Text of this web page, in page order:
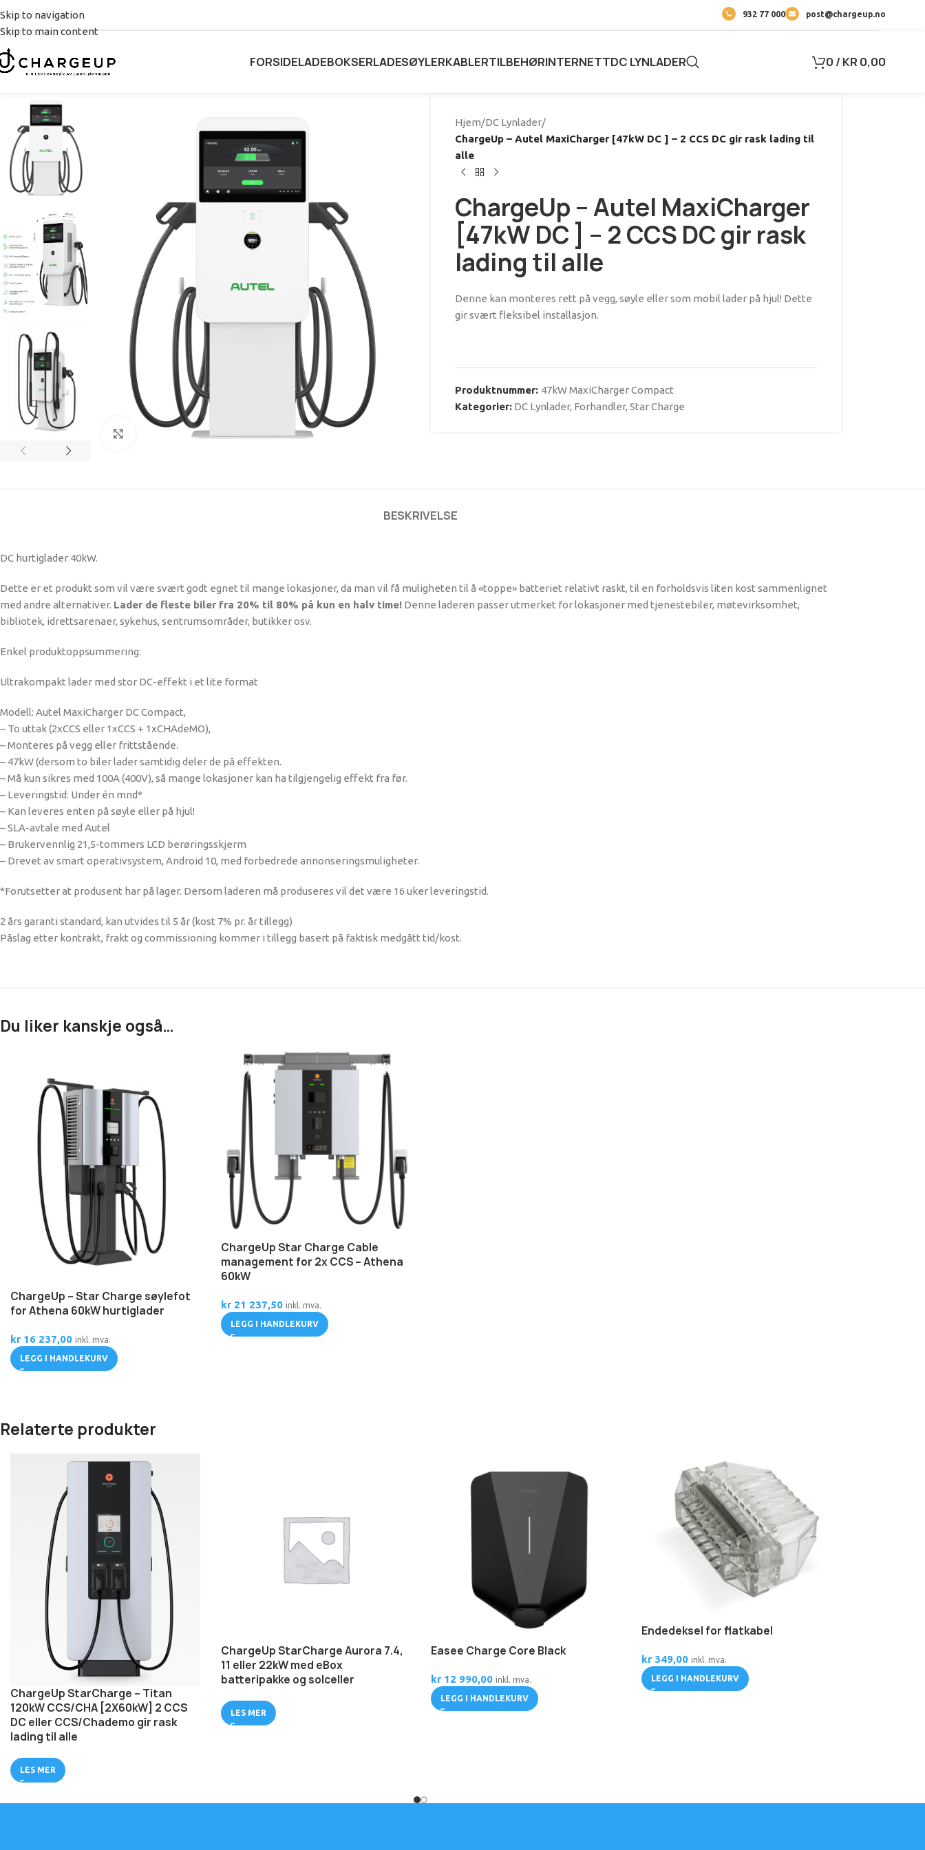
Skip to navigation
Skip to main content
932 77 000 post@chargeup.no
FORSIDELADEBOKSERLADESØYLERKABLERTILBEHØRINTERNETTDC LYNLADER 0 / KR 0,00
Se større bilde
Hjem/DC Lynlader/
ChargeUp – Autel MaxiCharger [47kW DC ] – 2 CCS DC gir rask lading til
alle
ChargeUp – Autel MaxiCharger
[47kW DC ] – 2 CCS DC gir rask
lading til alle
Denne kan monteres rett på vegg, søyle eller som mobil lader på hjul! Dette
gir svært fleksibel installasjon.
Produktnummer: 47kW MaxiCharger Compact
Kategorier: DC Lynlader, Forhandler, Star Charge
BESKRIVELSE
DC hurtiglader 40kW.
Dette er et produkt som vil være svært godt egnet til mange lokasjoner, da man vil få muligheten til å «toppe» batteriet relativt raskt, til en forholdsvis liten kost sammenlignet
med andre alternativer. Lader de fleste biler fra 20% til 80% på kun en halv time! Denne laderen passer utmerket for lokasjoner med tjenestebiler, møtevirksomhet,
bibliotek, idrettsarenaer, sykehus, sentrumsområder, butikker osv.
Enkel produktoppsummering:
Ultrakompakt lader med stor DC-effekt i et lite format
Modell: Autel MaxiCharger DC Compact,
– To uttak (2xCCS eller 1xCCS + 1xCHAdeMO),
– Monteres på vegg eller frittstående.
– 47kW (dersom to biler lader samtidig deler de på effekten.
– Må kun sikres med 100A (400V), så mange lokasjoner kan ha tilgjengelig effekt fra før.
– Leveringstid: Under én mnd*
– Kan leveres enten på søyle eller på hjul!
– SLA-avtale med Autel
– Brukervennlig 21,5-tommers LCD berøringsskjerm
– Drevet av smart operativsystem, Android 10, med forbedrede annonseringsmuligheter.
*Forutsetter at produsent har på lager. Dersom laderen må produseres vil det være 16 uker leveringstid.
2 års garanti standard, kan utvides til 5 år (kost 7% pr. år tillegg)
Påslag etter kontrakt, frakt og commissioning kommer i tillegg basert på faktisk medgått tid/kost.
Du liker kanskje også…
ChargeUp – Star Charge søylefot
for Athena 60kW hurtiglader
kr 16 237,00 inkl. mva.
LEGG I HANDLEKURV
ChargeUp Star Charge Cable
management for 2x CCS – Athena
60kW
kr21 237,50 inkl. mva.
LEGG I HANDLEKURV
Relaterte produkter
ChargeUp StarCharge – Titan
120kW CCS/CHA [2X60kW] 2 CCS
DC eller CCS/Chademo gir rask
lading til alle
LES MER
ChargeUp StarCharge Aurora 7.4,
11 eller 22kW med eBox
batteripakke og solceller
LES MER
Easee Charge Core Black
kr 12 990,00 inkl. mva.
LEGG I HANDLEKURV
Endedeksel for flatkabel
kr349,00 inkl. mva.
LEGG I HANDLEKURV